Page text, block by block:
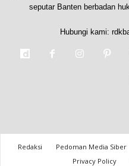
seputar Banten berbadan
Hubungi kami:
Redaksi Pedoman Media Siber
Privacy Policy